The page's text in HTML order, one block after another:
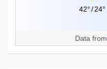
42°/24°
Data from